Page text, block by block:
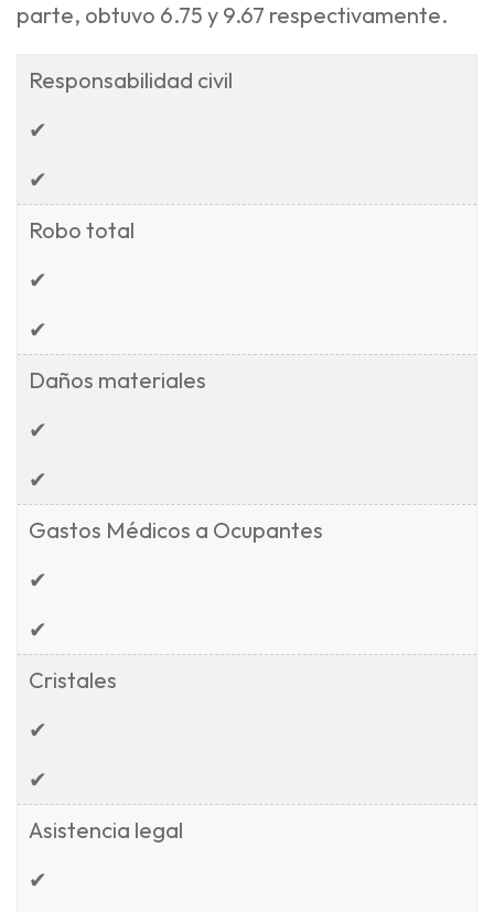
parte, obtuvo 6.75 y 9.67 respectivamente.
Responsabilidad civil
✔
✔
Robo total
✔
✔
Daños materiales
✔
✔
Gastos Médicos a Ocupantes
✔
✔
Cristales
✔
✔
Asistencia legal
✔